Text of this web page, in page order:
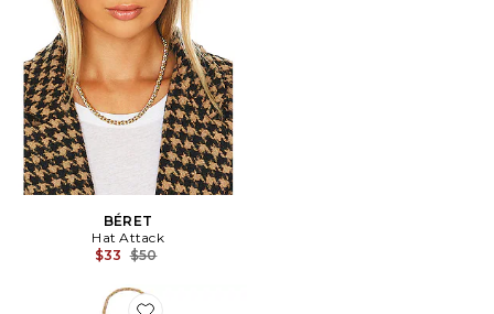
BÉRET
Hat Attack
$33 Previous price:
$50